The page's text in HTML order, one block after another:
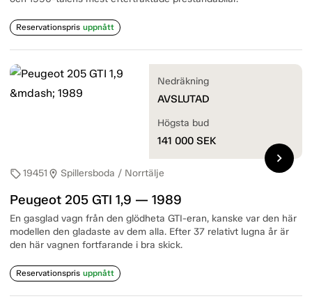
Reservationspris uppnått
sell19451 location_on Spillersboda / Norrtälje
Peugeot 205 GTI 1,9 — 1989
En gasglad vagn från den glödheta GTI-eran, kanske var den här
modellen den gladaste av dem alla. Efter 37 relativt lugna år är
den här vagnen fortfarande i bra skick.
Reservationspris uppnått
Nedräkning
AVSLUTAD
Högsta bud
141 000 SEK
chevron_right